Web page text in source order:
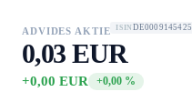
ADVIDES AKTIE ISIN DE0009145425
0,03 EUR
+0,00 EUR +0,00 %